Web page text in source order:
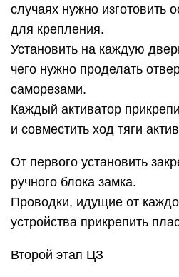
случаях нужно изготовить
для крепления.
Установить на каждую
чего нужно проделать
саморезами.
Каждый активатор
и совместить ход тяги
От первого установить
ручного блока замка.
Проводки, идущие от
устройства прикрепить
Второй этап ЦЗ